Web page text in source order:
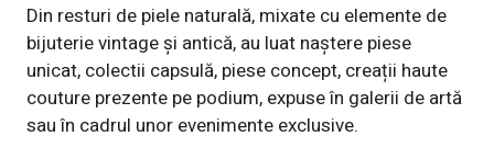
Din resturi de piele naturală, mixate cu elemente de
bijuterie vintage și antică, au luat naștere piese
unicat, colectii capsulă, piese concept, creații haute
couture prezente pe podium, expuse în galerii de artă
sau în cadrul unor evenimente exclusive.